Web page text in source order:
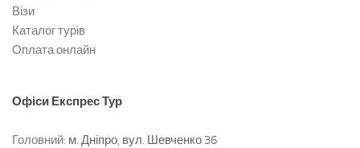
Візи
Каталог турів
Оплата онлайн
Офіси Експрес Тур
Головний: м. Дніпро, вул. Шевченко 36